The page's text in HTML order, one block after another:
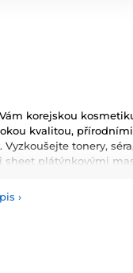
korejskou
kvalitou,
Vyzkoušejte tonery,
sheet plátýnkovými
ingredience
›